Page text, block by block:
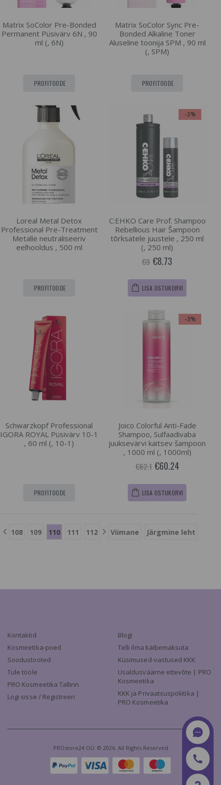
Matrix SoColor Pre-Bonded
Permanent Püsivärv 6N , 90
ml (, 6N)
PROFITOODE
Matrix SoColor Sync Pre-
Bonded Alkaline Toner
Aluseline toonija SPM , 90 ml
(, SPM)
PROFITOODE
Loreal Metal Detox
Professional Pre-Treatment
Metalle neutraliseeriv
eelhooldus , 500 ml
PROFITOODE
-3%
C:EHKO Care Prof. Shampoo
Rebellious Hair Šampoon
tõrksatele juustele , 250 ml
(, 250 ml)
€9 €8.73
LISA OSTUKORVI
Schwarzkopf Professional
IGORA ROYAL Püsivärv 10-1
, 60 ml (, 10-1)
PROFITOODE
-3%
Joico Colorful Anti-Fade
Shampoo, Sulfaadivaba
juuksevärvi kaitsev šampoon
, 1000 ml (, 1000ml)
€62.1 €60.24
LISA OSTUKORVI
108 109 110 111 112 Viimane Järgmine leht
Kontaktid
Kosmeetika-poed
Soodustooted
Tule tööle
PRO Kosmeetika Tallinn
Logi sisse / Registreeri
Blogi
Telli ilma käibemaksuta
Küsimused-vastused KKK
Usaldusväärne ettevõte | PRO
Kosmeetika
KKK ja Privaatsuspoliitika |
PRO Kosmeetika
PROstore24 OÜ. © 2026. All Rights Reserved